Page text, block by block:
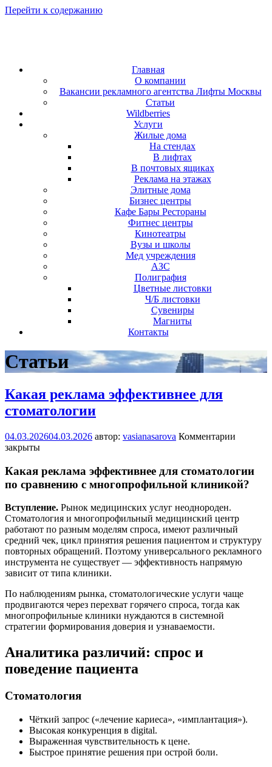
Перейти к содержанию
Главная
О компании
Вакансии рекламного агентства Лифты Москвы
Статьи
Wildberries
Услуги
Жилые дома
На стендах
В лифтах
В почтовых ящиках
Реклама на этажах
Элитные дома
Бизнес центры
Кафе Бары Рестораны
Фитнес центры
Кинотеатры
Вузы и школы
Мед учреждения
АЗС
Полиграфия
Цветные листовки
Ч/Б листовки
Сувениры
Магниты
Контакты
Статьи
Какая реклама эффективнее для
стоматологии
04.03.202604.03.2026 автор: vasianasarova Комментарии
закрыты
Какая реклама эффективнее для стоматологии
по сравнению с многопрофильной клиникой?
Вступление. Рынок медицинских услуг неоднороден.
Стоматология и многопрофильный медицинский центр
работают по разным моделям спроса, имеют различный
средний чек, цикл принятия решения пациентом и структуру
повторных обращений. Поэтому универсального рекламного
инструмента не существует — эффективность напрямую
зависит от типа клиники.
По наблюдениям рынка, стоматологические услуги чаще
продвигаются через перехват горячего спроса, тогда как
многопрофильные клиники нуждаются в системной
стратегии формирования доверия и узнаваемости.
Аналитика различий: спрос и
поведение пациента
Стоматология
Чёткий запрос («лечение кариеса», «имплантация»).
Высокая конкуренция в digital.
Выраженная чувствительность к цене.
Быстрое принятие решения при острой боли.